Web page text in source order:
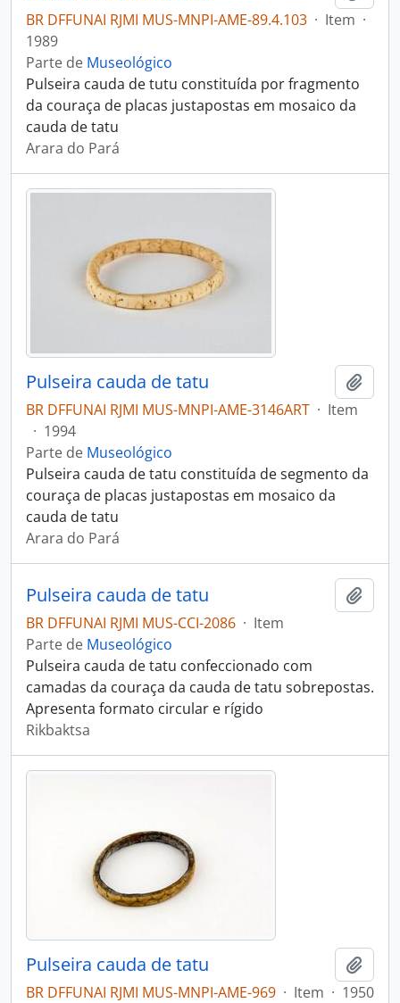
BR DFFUNAI RJMI MUS-MNPI-AME-89.4.103 · Item ·
1989
Parte de Museológico
Pulseira cauda de tutu constituída por fragmento
da couraça de placas justapostas em mosaico da
cauda de tatu
Arara do Pará
Pulseira cauda de tatu
BR DFFUNAI RJMI MUS-MNPI-AME-3146ART · Item
· 1994
Parte de Museológico
Pulseira cauda de tatu constituída de segmento da
couraça de placas justapostas em mosaico da
cauda de tatu
Arara do Pará
Pulseira cauda de tatu
BR DFFUNAI RJMI MUS-CCI-2086 · Item
Parte de Museológico
Pulseira cauda de tatu confeccionado com
camadas da couraça da cauda de tatu sobrepostas.
Apresenta formato circular e rígido
Rikbaktsa
Pulseira cauda de tatu
BR DFFUNAI RJMI MUS-MNPI-AME-969 · Item · 1950